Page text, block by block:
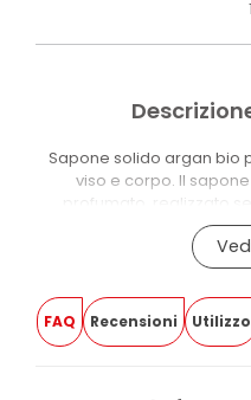
Sapone solido argan bio
viso e corpo. Il
profumato, realizzato
tradizionale e indicato
La formula è arricchita
per pelli secche. L’attività
Il prodotto contiene il
FAQ Recensioni Utilizzo